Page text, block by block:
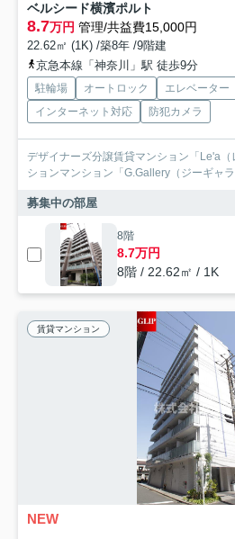
ベルシード横濱ポルト
8.7万円 管理/共益費15,000円
22.62㎡ (1K) /築8年 /9階建
京急本線「神奈川」駅 徒歩9分
駐輪場 オートロック エレベーター
インターネット対応
防犯カメラ
デザイナーズ分譲賃貸マンション「Le'a
ションマンション「G.Gallery（ジーギャ
募集中の部屋
8階
8.7万円
8階 / 22.62㎡ / 1K
賃貸マンション
NEW